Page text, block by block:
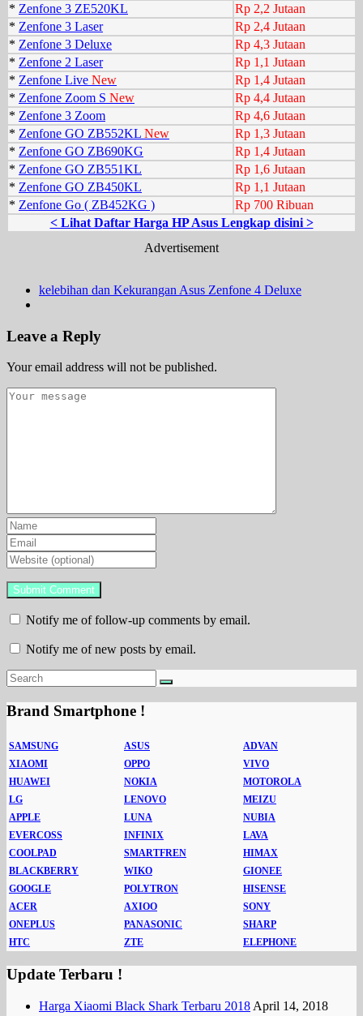
* Zenfone 3 ZE520KL
Rp 2,2 Jutaan
* Zenfone 3 Laser
Rp 2,4 Jutaan
* Zenfone 3 Deluxe
Rp 4,3 Jutaan
* Zenfone 2 Laser
Rp 1,1 Jutaan
* Zenfone Live New
Rp 1,4 Jutaan
* Zenfone Zoom S New
Rp 4,4 Jutaan
* Zenfone 3 Zoom
Rp 4,6 Jutaan
* Zenfone GO ZB552KL New
Rp 1,3 Jutaan
* Zenfone GO ZB690KG
Rp 1,4 Jutaan
* Zenfone GO ZB551KL
Rp 1,6 Jutaan
* Zenfone GO ZB450KL
Rp 1,1 Jutaan
* Zenfone Go ( ZB452KG )
Rp 700 Ribuan
< Lihat Daftar Harga HP Asus Lengkap disini >
Advertisement
kelebihan dan Kekurangan Asus Zenfone 4 Deluxe
Leave a Reply
Your email address will not be published.
Notify me of follow-up comments by email.
Notify me of new posts by email.
Brand Smartphone !
SAMSUNG ASUS
ADVAN
XIAOMI
OPPO
VIVO
HUAWEI
NOKIA
MOTOROLA
LG
LENOVO
MEIZU
APPLE
LUNA
NUBIA
EVERCOSS
INFINIX
LAVA
COOLPAD
SMARTFREN
HIMAX
BLACKBERRY
WIKO
GIONEE
GOOGLE
POLYTRON
HISENSE
ACER
AXIOO
SONY
ONEPLUS
PANASONIC
SHARP
HTC
ZTE ELEPHONE
Update Terbaru !
Harga Xiaomi Black Shark Terbaru 2018 April 14, 2018